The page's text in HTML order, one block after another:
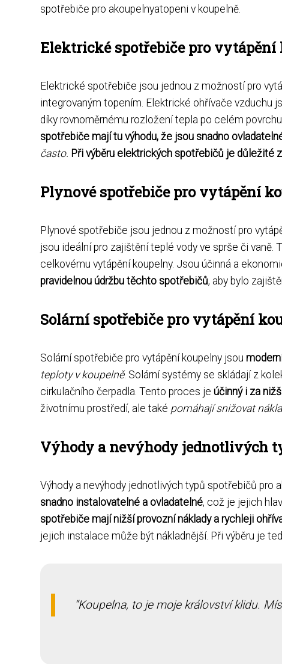
spotřebiče pro akoupelnyatopeni v koupelně.
Elektrické spotřebiče pro vytápění
Elektrické spotřebiče jsou jednou z možností pro
integrovaným topením. Elektrické ohřívače vzduchu
díky rovnoměrnému rozložení tepla po celém
spotřebiče mají tu výhodu, že jsou snadno
často. Při výběru elektrických spotřebičů je důležité
Plynové spotřebiče pro vytápění
Plynové spotřebiče jsou jednou z možností pro
jsou ideální pro zajištění teplé vody ve sprše či
celkovému vytápění koupelny. Jsou účinná a
pravidelnou údržbu těchto spotřebičů, aby bylo
Solární spotřebiče pro vytápění
Solární spotřebiče pro vytápění koupelny jsou
teploty v koupelně. Solární systémy se skládají z
cirkulačního čerpadla. Tento proces je účinný i za
životnímu prostředí, ale také pomáhají snižovat
Výhody a nevýhody jednotlivých
Výhody a nevýhody jednotlivých typů spotřebičů pro
snadno instalovatelné a ovladatelné, což je jejich
spotřebiče mají nižší provozní náklady a rychleji
jejich instalace může být nákladnější. Při výběru je
Koupelna, to je moje království klidu.